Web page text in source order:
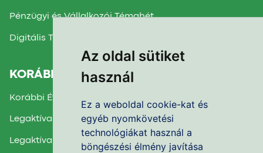
Az oldal sütiket
használ
Ez a weboldal cookie-kat és
egyéb nyomkövetési
technológiákat használ a
böngészési élmény javítása
Pénzügyi és Vállalkozói Témahét
Digitális Témahét
KORÁBBI TÉMAHETEK
Korábbi Évek Beszámolói
Legaktívabb Iskola díj 2025.
Legaktívabb Iskola díj 2024.